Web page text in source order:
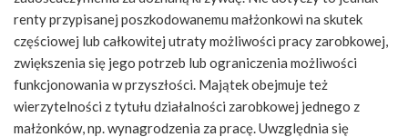
renty przypisanej poszkodowanemu małżonkowi na skutek
częściowej lub całkowitej utraty możliwości pracy zarobkowej,
zwiększenia się jego potrzeb lub ograniczenia możliwości
funkcjonowania w przyszłości. Majątek obejmuje też
wierzytelności z tytułu działalności zarobkowej jednego z
małżonków, np. wynagrodzenia za pracę. Uwzględnia się